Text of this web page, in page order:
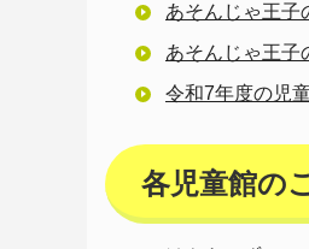
あそんじゃ王子
あそんじゃ王子
令和7年度の児
各児童館の